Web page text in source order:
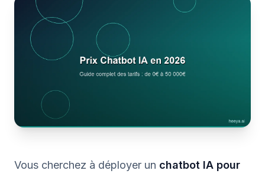
Vous cherchez à déployer un chatbot IA pour